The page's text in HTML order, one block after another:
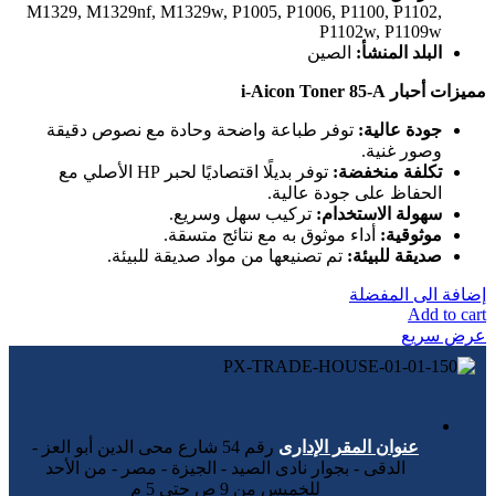
M1329, M1329nf, M1329w, P1005, P1006, P1100, P1102,
P1102w, P1109w
البلد المنشأ: الصين
مميزات أحبار i-Aicon Toner 85-A
جودة عالية: توفر طباعة واضحة وحادة مع نصوص دقيقة
وصور غنية.
تكلفة منخفضة:
توفر بديلًا اقتصاديًا لحبر HP الأصلي مع
الحفاظ على جودة عالية.
سهولة الاستخدام: تركيب سهل وسريع.
موثوقية: أداء موثوق به مع نتائج متسقة.
صديقة للبيئة: تم تصنيعها من مواد صديقة للبيئة.
إضافة الى المفضلة
Add to cart
عرض سريع
عنوان المقر الإدارى
رقم 54 شارع محى الدين أبو العز -
الدقى - بجوار نادى الصيد - الجيزة - مصر - من الأحد
للخميس من 9 ص حتى 5 م